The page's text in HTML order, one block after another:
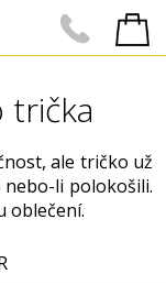
trička
ale tričko už
li polokošili.
oblečení.